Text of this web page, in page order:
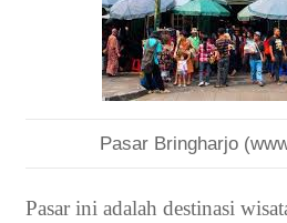
Pasar Bringharjo
Pasar ini adalah destinasi